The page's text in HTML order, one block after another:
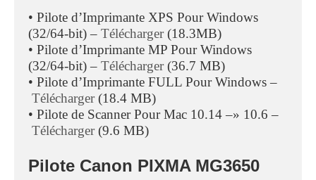
• Pilote d’Imprimante XPS Pour Windows
(32/64-bit) – Télécharger(18.3MB)
• Pilote d’Imprimante MP Pour Windows
(32/64-bit) – Télécharger(36.7 MB)
• Pilote d’Imprimante FULL Pour Windows –
Télécharger(18.4 MB)
• Pilote de Scanner Pour Mac 10.14 –» 10.6 –
Télécharger(9.6 MB)
Pilote Canon PIXMA MG3650